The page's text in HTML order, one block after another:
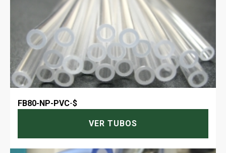
FB80-NP-PVC-$
VER TUBOS